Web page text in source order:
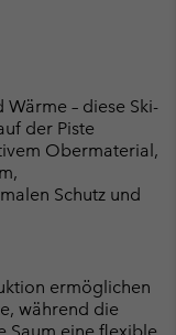
– diese Ski-
der Piste
Obermaterial,
Schutz und
ermöglichen
während die